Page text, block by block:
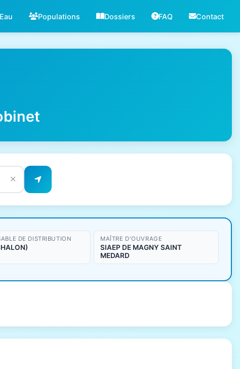
Populations Dossiers FAQ Contact
✕
DE DISTRIBUTION MAÎTRE D'OUVRAGE
SIAEP DE MAGNY SAINT
MEDARD